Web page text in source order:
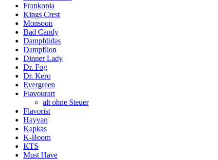
Frankonia
Kings Crest
Monsoon
Bad Candy
Dampfdidas
Dampflion
Dinner Lady
Dr. Fog
Dr. Kero
Evergreen
Flavourart
alt ohne Steuer
Flavorist
Hayvan
Kapkas
K-Boom
KTS
Must Have